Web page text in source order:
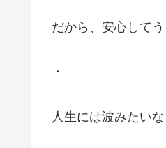
だから、安心して
・
人生には波みたい